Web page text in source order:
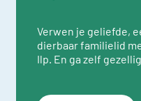
Verwen je geliefde,
dierbaar familielid
Ilp. En ga zelf